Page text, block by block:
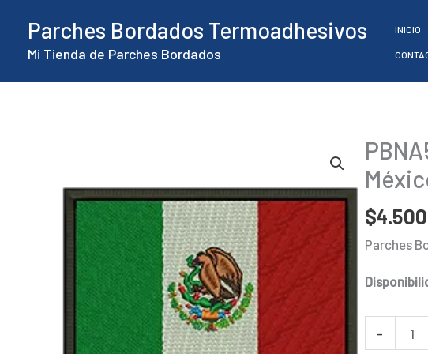
contenido
Parches Bordados Termoadhesivos
Mi Tienda de Parches Bordados
INICIO
$4.500
Parches
-
PBNA537